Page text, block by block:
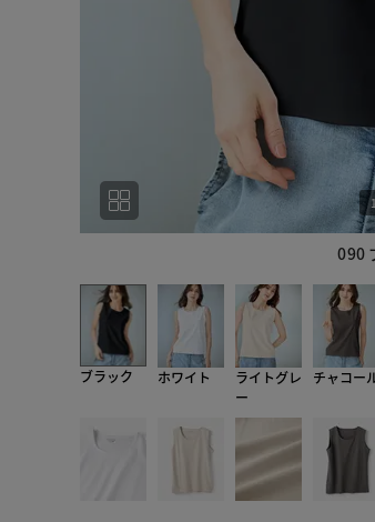
090
1
ブラック ホワイト
ライトグレ
ー
チャコー